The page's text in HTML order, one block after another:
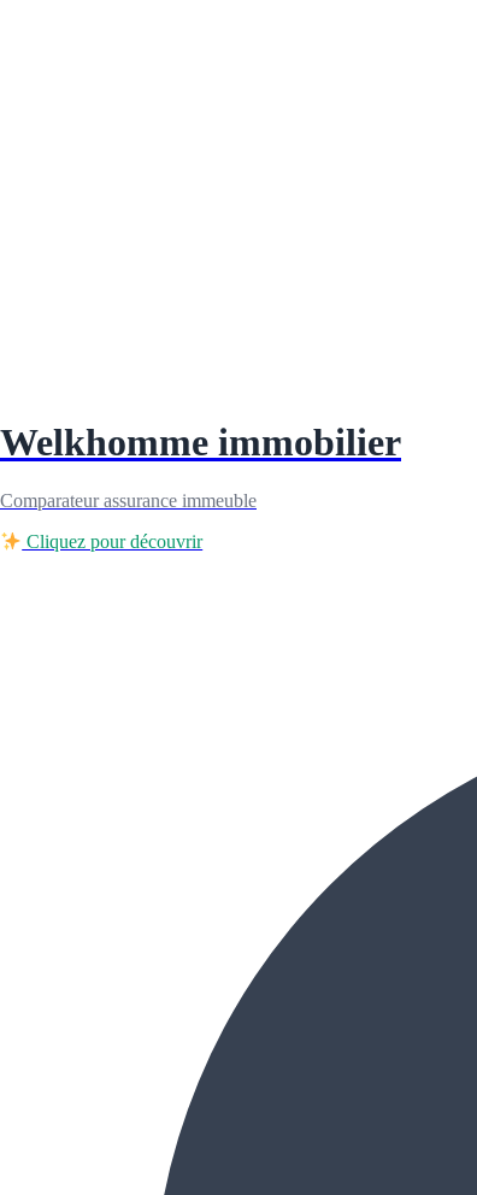
Welkhomme immobilier
Comparateur assurance immeuble
Cliquez pour découvrir